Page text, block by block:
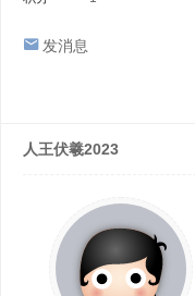
发消息
人王伏羲2023